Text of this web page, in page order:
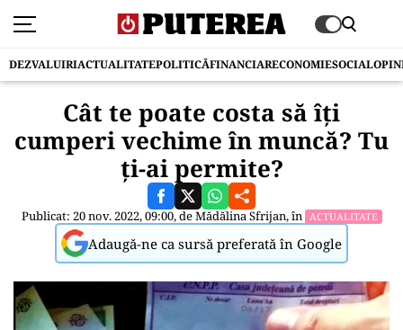
DEZVALUIRIACTUALITATEPOLITICĂFINANCIARECONOMIESOCIAL
Cât te poate costa să îți
cumperi vechime în muncă? Tu
ți-ai permite?
Publicat: 20 nov. 2022, 09:00, deMădălina Sfrijan, în ACTUALITATE
Adaugă-ne ca sursă preferată în Google